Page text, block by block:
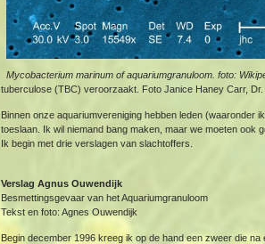
Mycobacterium marinum of
tuberculose (TBC) veroorzaakt. Foto Janice Haney Carr, Dr.
Binnen onze aquariumvereniging hebben leden (waaronder
toeslaan. Ik wil niemand bang maken, maar we moeten ook
Ik begin met drie verslagen van slachtoffers.
Verslag Agnus Ouwendijk
Besmettingsgevaar van het Aquariumgranuloom
Tekst en foto: Agnes Ouwendijk
Begin december 1996 kreeg ik op de hand een zweer die na